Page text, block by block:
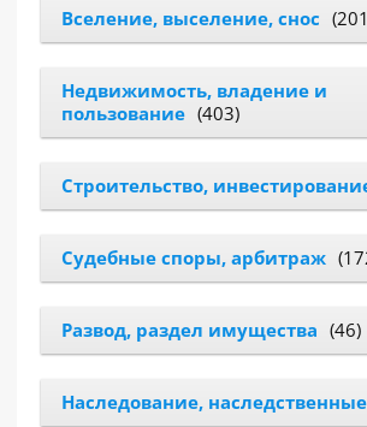
Вселение, выселение, снос
Недвижимость, владение и
пользование (403)
Строительство,
Судебные споры, арбитраж
Развод, раздел имущества (46)
Наследование,